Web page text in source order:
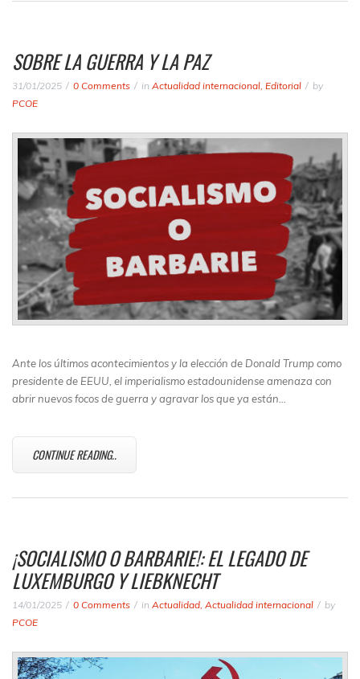
SOBRE LA GUERRA Y LA PAZ
31/01/2025 0 Comments in Actualidad internacional, Editorial
by
PCOE
Ante los últimos acontecimientos y la elección de Donald Trump como
presidente de EEUU, el imperialismo estadounidense amenaza con
abrir nuevos focos de guerra y agravar los que ya están…
CONTINUE READING..
¡SOCIALISMO O BARBARIE!: EL LEGADO DE
LUXEMBURGO Y LIEBKNECHT
14/01/2025 0 Comments in Actualidad, Actualidad internacional
by
PCOE